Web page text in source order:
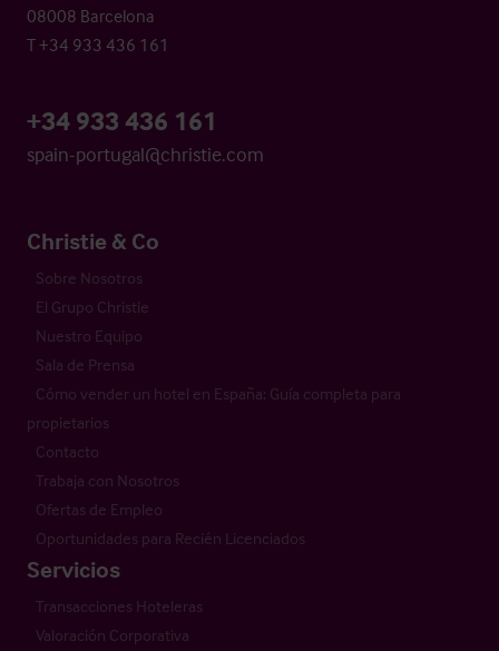
08008 Barcelona
T +34 933 436 161
+34 933 436 161
spain-portugal@christie.com
Christie & Co
Sobre Nosotros
El Grupo Christie
Nuestro Equipo
Sala de Prensa
Cómo vender un hotel en España: Guía completa para
propietarios
Contacto
Trabaja con Nosotros
Ofertas de Empleo
Oportunidades para Recién Licenciados
Servicios
Transacciones Hoteleras
Valoración Corporativa